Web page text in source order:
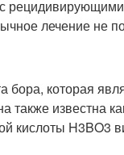
лечение не
бора, которая
также известна
кислоты H3BO3